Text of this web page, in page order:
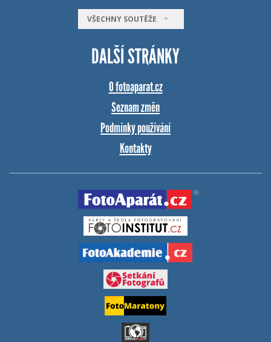
VŠECHNY SOUTĚŽE
DALŠÍ STRÁNKY
O fotoaparat.cz
Seznam změn
Podmínky používání
Kontakty